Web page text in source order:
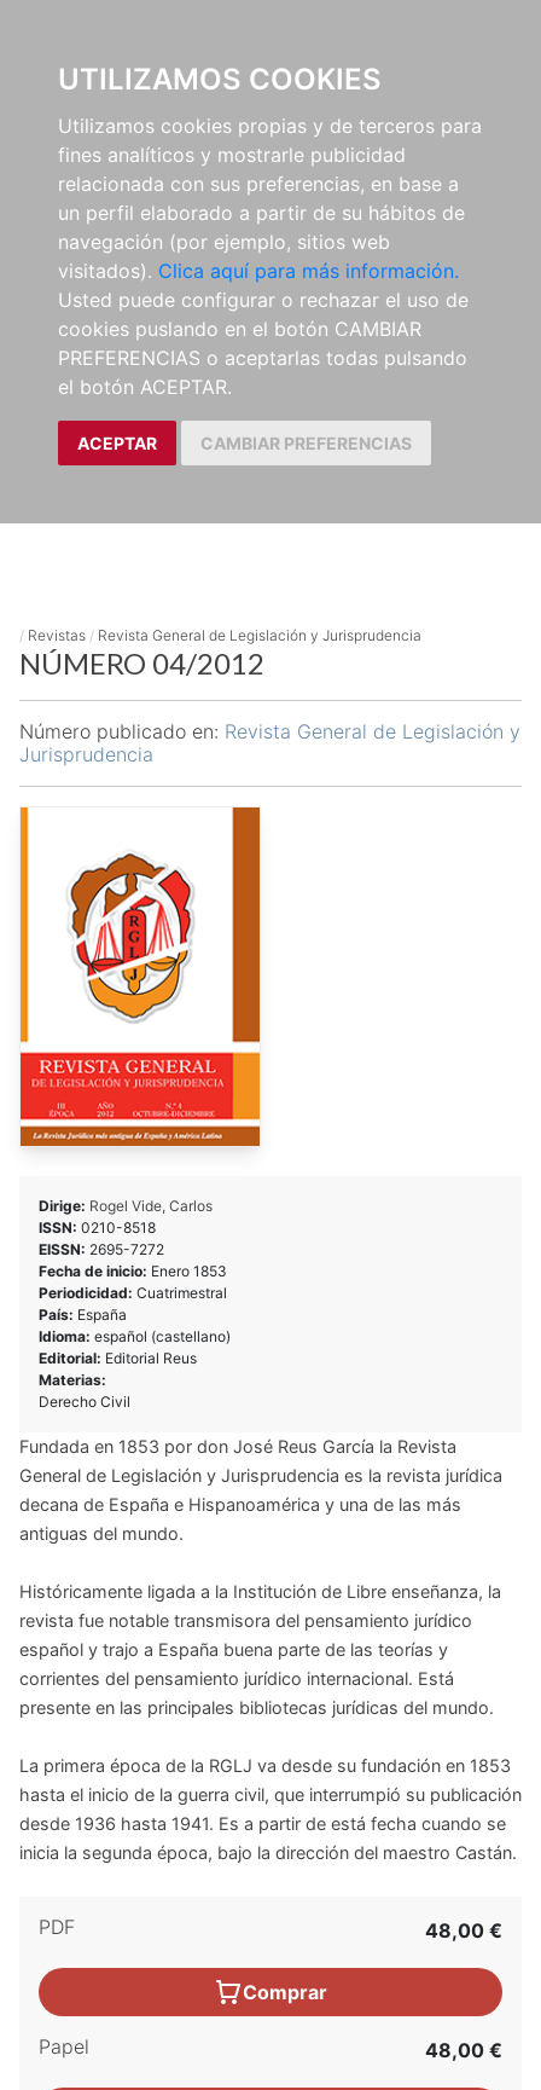
UTILIZAMOS COOKIES
Utilizamos cookies propias y de terceros para
fines analíticos y mostrarle publicidad
relacionada con sus preferencias, en base a
un perfil elaborado a partir de su hábitos de
navegación (por ejemplo, sitios web
visitados). Clica aquí para más información.
Usted puede configurar o rechazar el uso de
cookies puslando en el botón CAMBIAR
PREFERENCIAS o aceptarlas todas pulsando
el botón ACEPTAR.
ACEPTAR CAMBIAR PREFERENCIAS
/ Revistas / Revista General de Legislación y Jurisprudencia
NÚMERO 04/2012
Número publicado en: Revista General de Legislación y
Jurisprudencia
Dirige: Rogel Vide, Carlos
ISSN: 0210-8518
EISSN: 2695-7272
Fecha de inicio: Enero 1853
Periodicidad: Cuatrimestral
País: España
Idioma: español (castellano)
Editorial: Editorial Reus
Materias:
Derecho Civil
Fundada en 1853 por don José Reus García la Revista
General de Legislación y Jurisprudencia es la revista jurídica
decana de España e Hispanoamérica y una de las más
antiguas del mundo.
Históricamente ligada a la Institución de Libre enseñanza, la
revista fue notable transmisora del pensamiento jurídico
español y trajo a España buena parte de las teorías y
corrientes del pensamiento jurídico internacional. Está
presente en las principales bibliotecas jurídicas del mundo.
La primera época de la RGLJ va desde su fundación en 1853
hasta el inicio de la guerra civil, que interrumpió su publicación
desde 1936 hasta 1941. Es a partir de está fecha cuando se
inicia la segunda época, bajo la dirección del maestro Castán.
PDF 48,00 €
Comprar
Papel 48,00 €